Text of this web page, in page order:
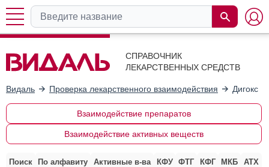
СПРАВОЧНИК
ЛЕКАРСТВЕННЫХ СРЕДСТВ
Видаль Проверка лекарственного взаимодействия Дигоксин
Взаимодействие препаратов
Взаимодействие активных веществ
Поиск По алфавиту Активные в-ва КФУ ФТГ КФГ МКБ АТХ